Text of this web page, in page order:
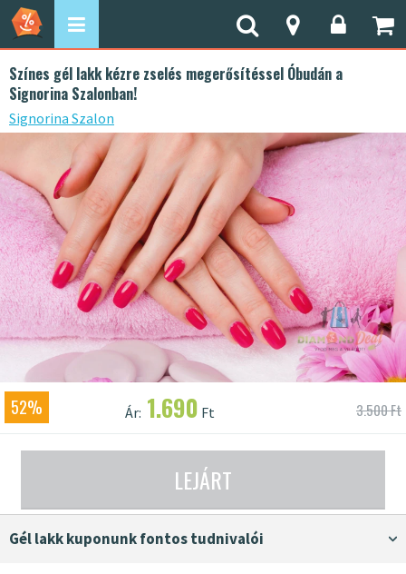
Színes gél lakk kézre zselés megerősítéssel Óbudán a
Signorina Szalonban!
Signorina Szalon
52% Ár: 1.690 Ft 3.500 Ft
LEJÁRT
gél lakk kuponunk fontos tudnivalói